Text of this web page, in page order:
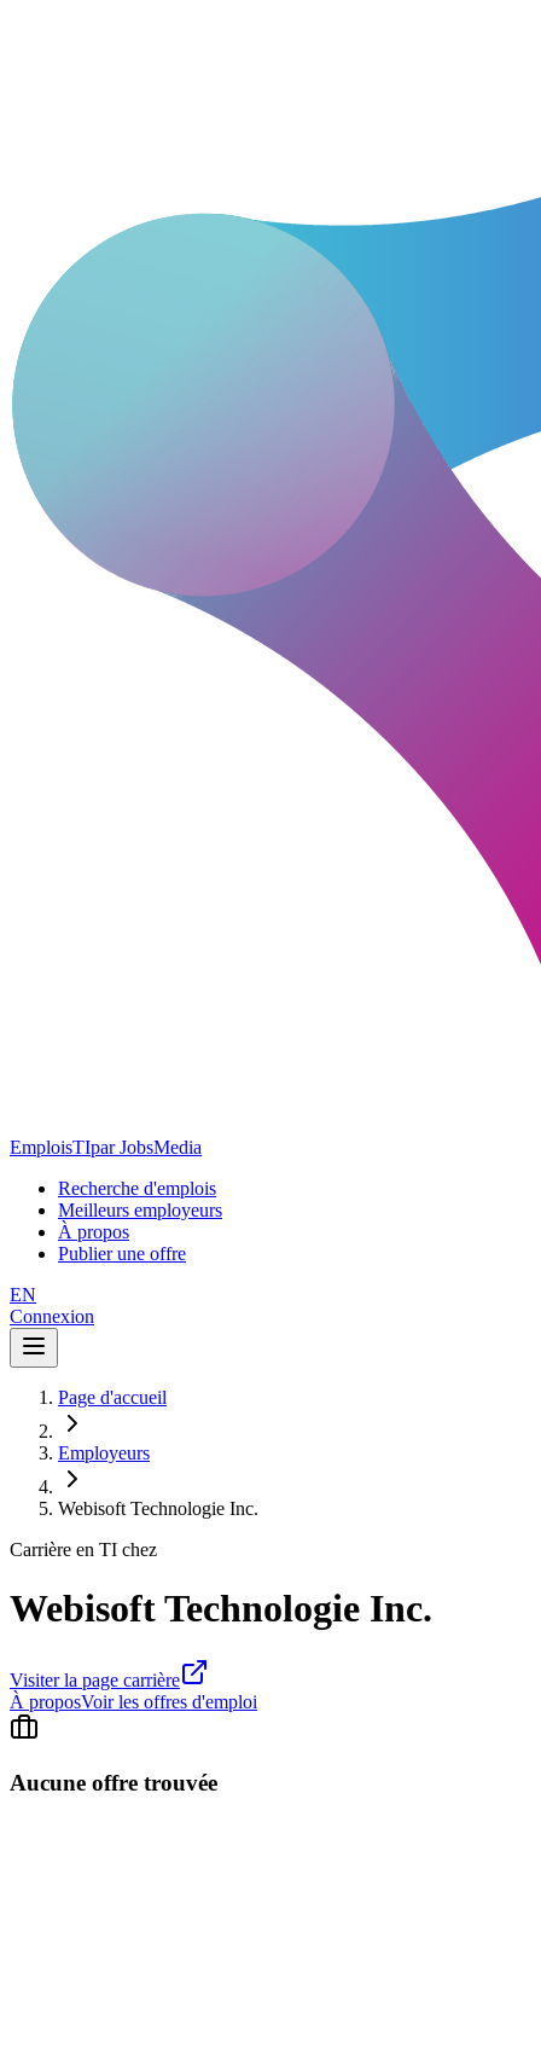
EmploisTIpar JobsMedia
Recherche d'emplois
Meilleurs employeurs
À propos
Publier une offre
EN
Connexion
Page d'accueil
Employeurs
Webisoft Technologie Inc.
Carrière en TI chez
Webisoft Technologie Inc.
Visiter la page carrière
À proposVoir les offres d'emploi
Aucune offre trouvée